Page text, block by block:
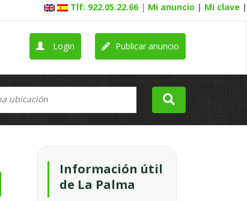
Tlf: 922.05.22.66 | Mi anuncio | Mi clave |
Publicar anuncio
Login
Información útil
de La Palma